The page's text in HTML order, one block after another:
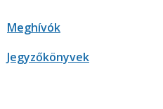
Meghívók
Jegyzőkönyvek